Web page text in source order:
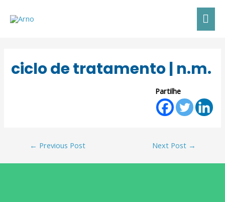
ciclo de tratamento | n.m.
Partilhe
← Previous Post Next Post →